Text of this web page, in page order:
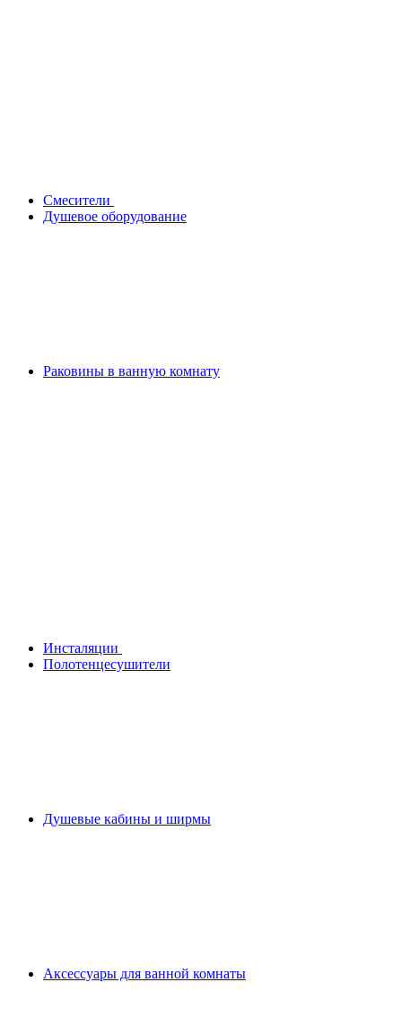
Смесители
Душевое оборудование
Раковины в ванную комнату
Инсталяции
Полотенцесушители
Душевые кабины и ширмы
Аксессуары для ванной комнаты